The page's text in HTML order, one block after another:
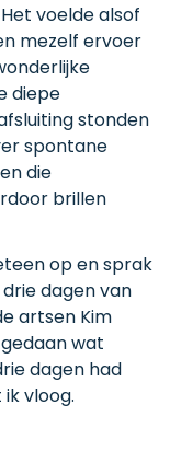
voelde alsof
mezelf ervoer
diepe
stonden
spontane
die
brillen
op en sprak
dagen van
artsen Kim
wat
dagen had
vloog.